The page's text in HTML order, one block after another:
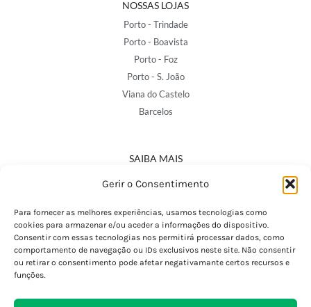
Gerir o Consentimento
Para fornecer as melhores experiências, usamos tecnologias como
cookies para armazenar e/ou aceder a informações do dispositivo.
Consentir com essas tecnologias nos permitirá processar dados, como
comportamento de navegação ou IDs exclusivos neste site. Não consentir
ou retirar o consentimento pode afetar negativamante certos recursos e
funções.
NOSSAS LOJAS
Porto - Trindade
Porto - Boavista
Porto - Foz
Porto - S. João
Viana do Castelo
Barcelos
SAIBA MAIS
Política de Privacidade
Termos e Condições
Perguntas Frequentes
Custos de Envio
Encomendas Internacionais
Devoluções e Trocas